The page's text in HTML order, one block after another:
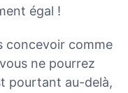
égal !
concevoir comme
ne pourrez
pourtant au-delà,